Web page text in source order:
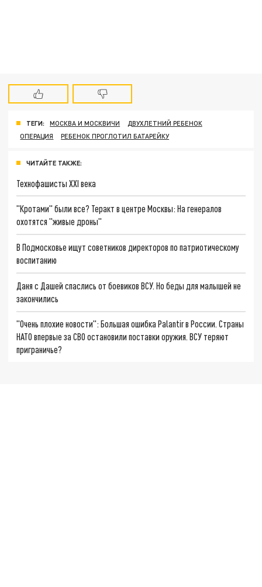
ТЕГИ: МОСКВА И МОСКВИЧИ
ДВУХЛЕТНИЙ РЕБЕНОК
ОПЕРАЦИЯ
РЕБЕНОК ПРОГЛОТИЛ БАТАРЕЙКУ
ЧИТАЙТЕ ТАКЖЕ:
Технофашисты XXI века
"Кротами" были все? Теракт в центре Москвы: На генералов
охотятся "живые дроны"
В Подмосковье ищут советников директоров по патриотическому
воспитанию
Даня с Дашей спаслись от боевиков ВСУ. Но беды для малышей не
закончились
"Очень плохие новости": Большая ошибка Palantir в России. Страны
НАТО впервые за СВО остановили поставки оружия. ВСУ теряют
приграничье?